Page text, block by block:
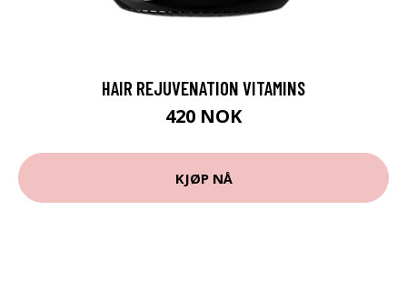
HAIR REJUVENATION VITAMINS
420 NOK
KJØP NÅ